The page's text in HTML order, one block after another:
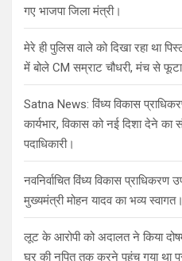
गए भाजपा जिला मंत्री।
मेरे ही पुलिस वाले को दिखा रहा था
में बोले CM सम्राट चौधरी, मंच से
Satna News: विंध्य विकास
कार्यभार, विकास को नई दिशा देने
पदाधिकारी।
नवनिर्वाचित विंध्य विकास प्राधिकरण
मुख्यमंत्री मोहन यादव का भव्य स्वागत।
लूट के आरोपी को अदालत ने किया
घर की नपित तक करने पहुंच गया था